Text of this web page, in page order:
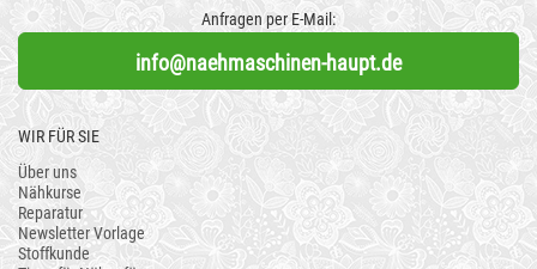
Anfragen per E-Mail:
info@naehmaschinen-haupt.de
WIR FÜR SIE
Über uns
Nähkurse
Reparatur
Newsletter Vorlage
Stoffkunde